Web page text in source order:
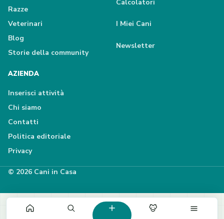
Razze
Veterinari
Blog
Storie della community
Calcolatori
I Miei Cani
Newsletter
AZIENDA
Inserisci attività
Chi siamo
Contatti
Politica editoriale
Privacy
© 2026 Cani in Casa